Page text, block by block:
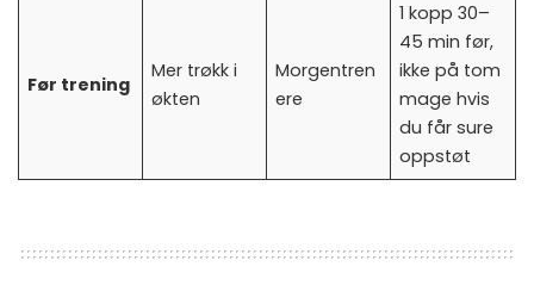
Før trening
Mer trøkk i
økten
Morgentren
ere
1 kopp 30–
45 min før,
ikke på tom
mage hvis
du får sure
oppstøt